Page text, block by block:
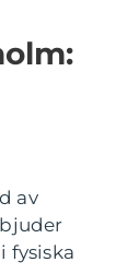
av
fysiska